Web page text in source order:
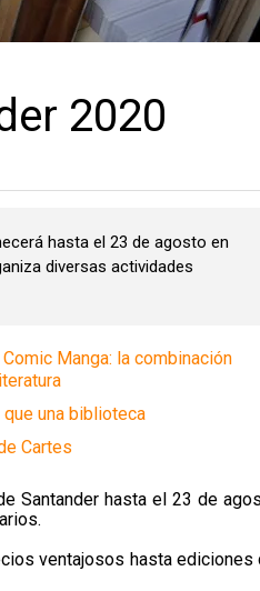
2020
hasta el 23 de agosto en
diversas actividades
Manga: la combinación
que una biblioteca
Cartes
Santander hasta el 23 de
ventajosos hasta ediciones